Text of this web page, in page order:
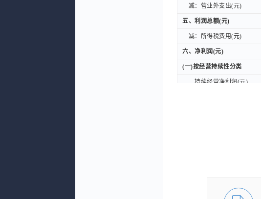
减：营业外支出(元)
五、利润总额(元)
减：所得税费用(元)
六、净利润(元)
(一)按经营持续性分类
持续经营净利润(元)
二、稀释每股收益(元)
减：营业外支出(元)
五、利润总额(元)
减：所得税费用(元)
六、净利润(元)
(一)按经营持续性分类
持续经营净利润(元)
二、稀释每股收益(元)